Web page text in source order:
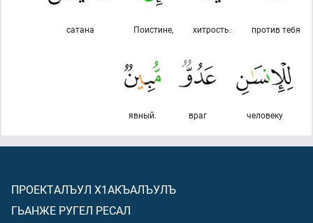
против тебя
хитрость.
Поистине,
сатана
человеку
враг
явный.
ПРОЕКТАЛЪУЛ Х1АКЪАЛЪУЛЪ
ГЬАНЖЕ РУГЕЛ РЕСАЛ